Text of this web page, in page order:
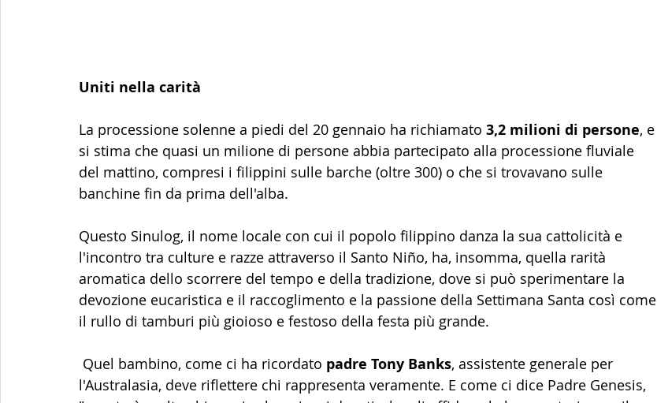
Uniti nella carità
La processione solenne a piedi del 20 gennaio ha richiamato 3,2 milioni di persone, e
si stima che quasi un milione di persone abbia partecipato alla processione fluviale
del mattino, compresi i filippini sulle barche (oltre 300) o che si trovavano sulle
banchine fin da prima dell'alba.
Questo Sinulog, il nome locale con cui il popolo filippino danza la sua cattolicità e
l'incontro tra culture e razze attraverso il Santo Niño, ha, insomma, quella rarità
aromatica dello scorrere del tempo e della tradizione, dove si può sperimentare la
devozione eucaristica e il raccoglimento e la passione della Settimana Santa così come
il rullo di tamburi più gioioso e festoso della festa più grande.
Quel bambino, come ci ha ricordato padre Tony Banks, assistente generale per
l'Australasia, deve riflettere chi rappresenta veramente. E come ci dice Padre Genesis,